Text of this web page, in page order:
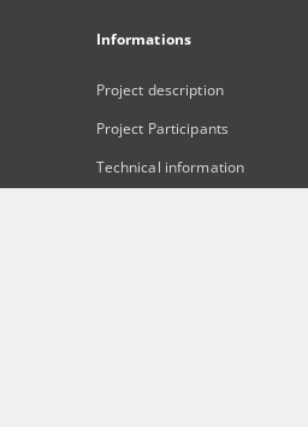
Informations
Project description
Project Participants
Technical information